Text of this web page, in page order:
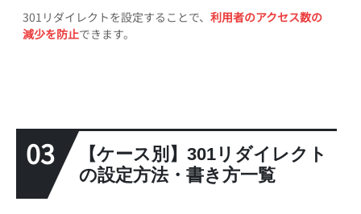
301リダイレクトを設定することで、 利用者のアクセス数の
減少を防止できます。
03
【ケース別】301リダイレクト
の設定方法・書き方一覧